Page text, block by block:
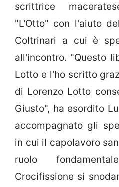
scrittrice
"L'Otto" con l'aiuto
Coltrinari a cui è
all'incontro. "Questo
Lotto e l'ho scritto
di Lorenzo Lotto
Giusto", ha esordito
accompagnato gli
in cui il capolavoro
ruolo
Crocifissione si